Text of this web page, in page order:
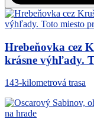
Hrebeňovka cez
krásne výhľady.
143-kilometrová trasa